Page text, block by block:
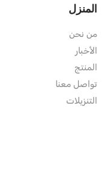
المنزل
من نحن
الأخبار
المنتج
تواصل معنا
التنزيلات